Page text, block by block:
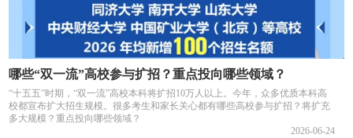
哪些“双一流”高校参与扩招？重点投向哪些领域？
“十五五”时期，“双一流”高校本科将扩招10万人以上。今年，众多优质本科高
校都宣布扩大招生规模。很多考生和家长关心都有哪些高校参与扩招？将扩充
多大规模？重点投向哪些领域？
2026-06-24